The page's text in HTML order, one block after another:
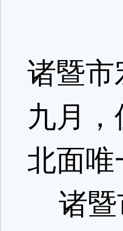
诸暨市
九月
北面唯
诸暨